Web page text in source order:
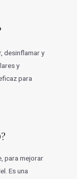
desinflamar y
y
para
para mejorar
Es una